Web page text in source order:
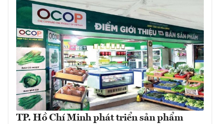
TP. Hồ Chí Minh phát triển sản phẩm